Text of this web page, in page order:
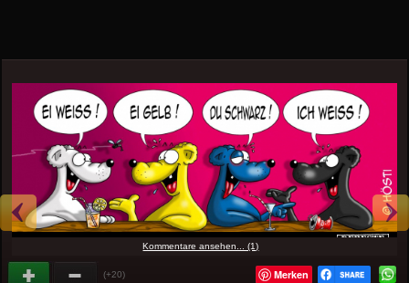
Kommentare ansehen... (1)
(+20) Merken